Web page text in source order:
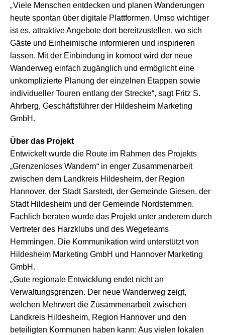
„Viele Menschen entdecken und planen Wanderungen
heute spontan über digitale Plattformen. Umso wichtiger
ist es, attraktive Angebote dort bereitzustellen, wo sich
Gäste und Einheimische informieren und inspirieren
lassen. Mit der Einbindung in komoot wird der neue
Wanderweg einfach zugänglich und ermöglicht eine
unkomplizierte Planung der einzelnen Etappen sowie
individueller Touren entlang der Strecke“, sagt Fritz S.
Ahrberg, Geschäftsführer der Hildesheim Marketing
GmbH.
Über das Projekt
Entwickelt wurde die Route im Rahmen des Projekts
„Grenzenloses Wandern“ in enger Zusammenarbeit
zwischen dem Landkreis Hildesheim, der Region
Hannover, der Stadt Sarstedt, der Gemeinde Giesen, der
Stadt Hildesheim und der Gemeinde Nordstemmen.
Fachlich beraten wurde das Projekt unter anderem durch
Vertreter des Harzklubs und des Wegeteams
Hemmingen. Die Kommunikation wird unterstützt von
Hildesheim Marketing GmbH und Hannover Marketing
GmbH.
„Gute regionale Entwicklung endet nicht an
Verwaltungsgrenzen. Der neue Wanderweg zeigt,
welchen Mehrwert die Zusammenarbeit zwischen
Landkreis Hildesheim, Region Hannover und den
beteiligten Kommunen haben kann: Aus vielen lokalen